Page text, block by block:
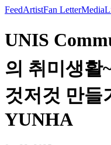
FeedArtistFan LetterMedia
UNIS
의 취미생
것저것 만들
YUNHA